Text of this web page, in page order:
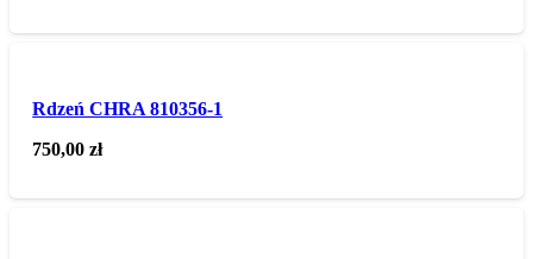
Rdzeń CHRA 810356-1
750,00zł